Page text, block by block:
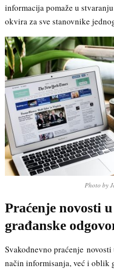
informacija pomaže u
okvira za sve stanovnike
Photo by
Praćenje novosti
građanske
Svakodnevno praćenje
način informisanja, već i oblik